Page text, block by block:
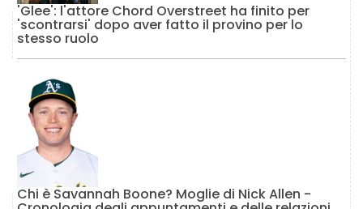
'Glee': l'attore Chord Overstreet ha finito per
'scontrarsi' dopo aver fatto il provino per lo
stesso ruolo
Chi è Savannah Boone? Moglie di Nick Allen -